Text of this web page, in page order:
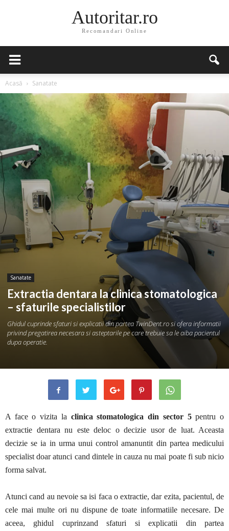
Autoritar.ro
Recomandari Online
Acasă Sanatate
Sanatate
Extractia dentara la clinica stomatologica
– sfaturile specialistilor
Ghidul cuprinde sfaturi si explicatii din partea TwinDent.ro si ofera informatii
privind pregatirea necesara si asteptarile pe care trebuie sa le aiba pacientul
dupa operatie.
A face o vizita la clinica stomatologica din sector 5pentru o
extractie dentara nu este deloc o decizie usor de luat. Aceasta
decizie se ia in urma unui control amanuntit din partea medicului
specialist doar atunci cand dintele in cauza nu mai poate fi sub nicio
forma salvat.
Atunci cand au nevoie sa isi faca o extractie, dar ezita, pacientul, de
cele mai multe ori nu dispune de toate informatiile necesare. De
aceea, ghidul cuprinzand sfaturi si explicatii din partea